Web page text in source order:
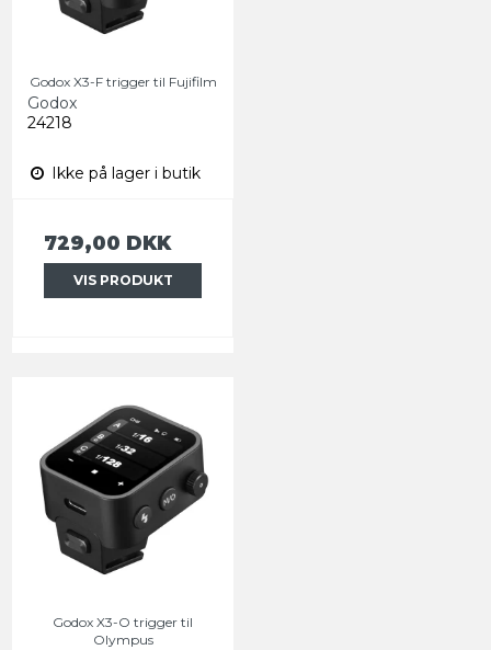
Godox X3-F trigger til Fujifilm
Godox
24218
Ikke på lager i butik
729,00 DKK
VIS PRODUKT
Godox X3-O trigger til
Olympus